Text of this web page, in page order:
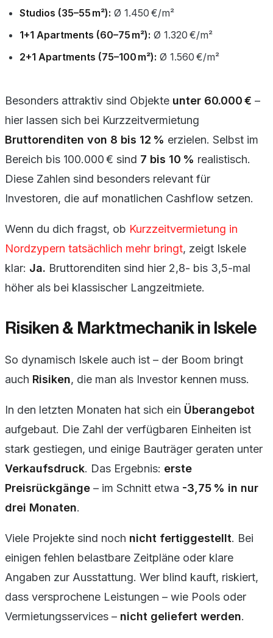
Studios (35–55 m²): Ø 1.450 €/m²
1+1 Apartments (60–75 m²): Ø 1.320 €/m²
2+1 Apartments (75–100 m²): Ø 1.560 €/m²
Besonders attraktiv sind Objekte unter 60.000 € –
hier lassen sich bei Kurzzeitvermietung
Bruttorenditen von 8 bis 12 % erzielen. Selbst im
Bereich bis 100.000 € sind 7 bis 10 % realistisch.
Diese Zahlen sind besonders relevant für
Investoren, die auf monatlichen Cashflow setzen.
Wenn du dich fragst, ob Kurzzeitvermietung in
Nordzypern tatsächlich mehr bringt, zeigt Iskele
klar: Ja. Bruttorenditen sind hier 2,8- bis 3,5-mal
höher als bei klassischer Langzeitmiete.
Risiken & Marktmechanik in Iskele
So dynamisch Iskele auch ist – der Boom bringt
auch Risiken, die man als Investor kennen muss.
In den letzten Monaten hat sich ein Überangebot
aufgebaut. Die Zahl der verfügbaren Einheiten ist
stark gestiegen, und einige Bauträger geraten unter
Verkaufsdruck. Das Ergebnis: erste
Preisrückgänge – im Schnitt etwa -3,75 % in nur
drei Monaten.
Viele Projekte sind noch nicht fertiggestellt. Bei
einigen fehlen belastbare Zeitpläne oder klare
Angaben zur Ausstattung. Wer blind kauft, riskiert,
dass versprochene Leistungen – wie Pools oder
Vermietungsservices – nicht geliefert werden.